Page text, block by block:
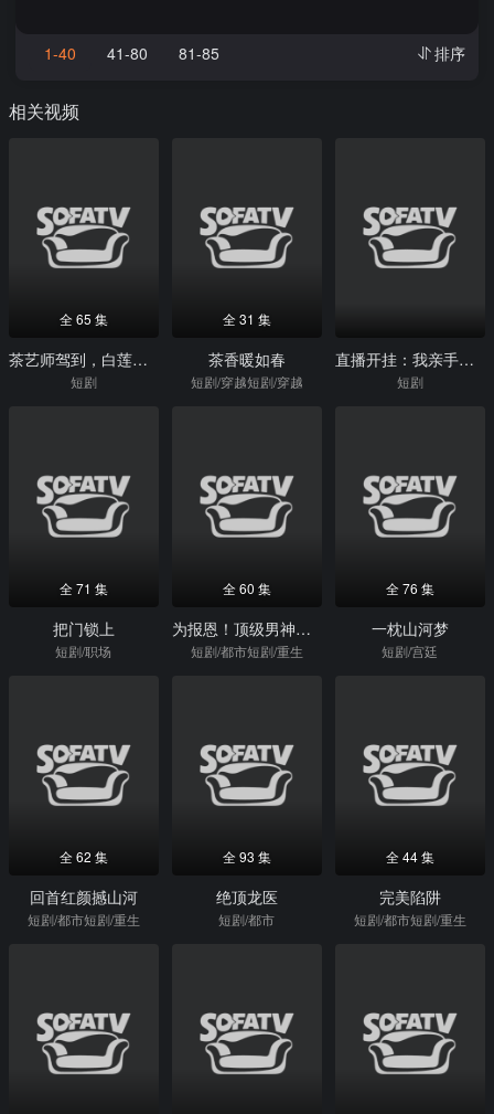
1-40 41-80 81-85 排序
相关视频
全 65 集
茶艺师驾到，白莲统统闪开
短剧
全 31 集
茶香暖如春
短剧/穿越短剧/穿越
直播开挂：我亲手把他送上热搜
短剧
全 71 集
把门锁上
短剧/职场
全 60 集
为报恩！顶级男神连夜娶我
短剧/都市短剧/重生
全 76 集
一枕山河梦
短剧/宫廷
全 62 集
回首红颜撼山河
短剧/都市短剧/重生
全 93 集
绝顶龙医
短剧/都市
全 44 集
完美陷阱
短剧/都市短剧/重生